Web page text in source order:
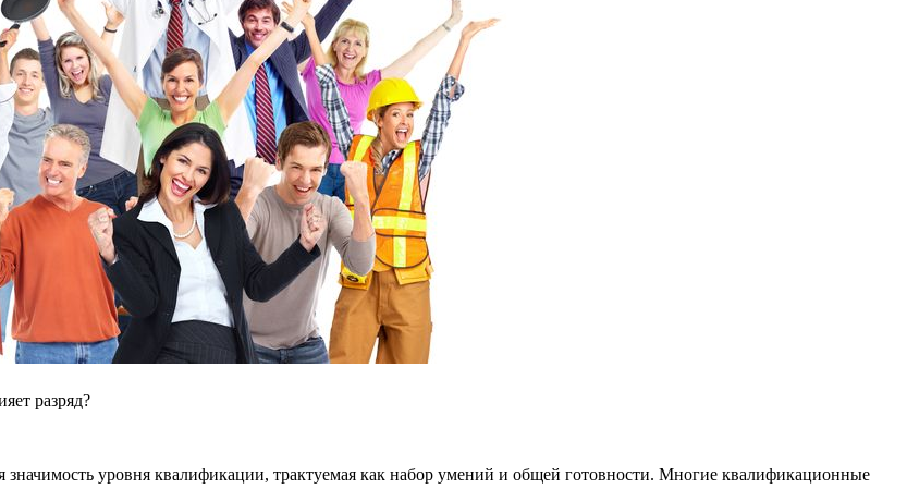
разряд?
уровня квалификации, трактуемая как набор умений и общей готовности. Многие квалификационные